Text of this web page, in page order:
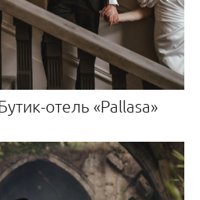
отель «Pallasa»